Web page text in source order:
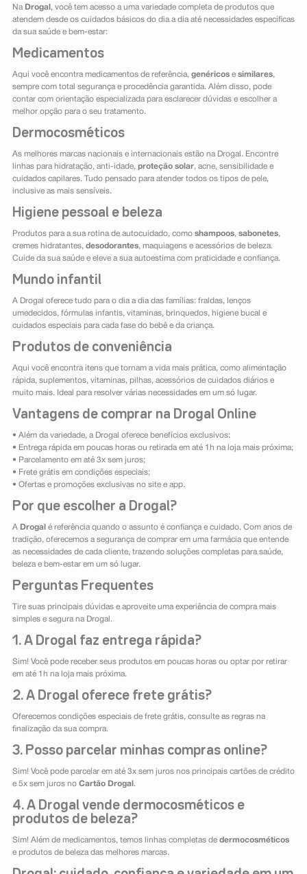
Na Drogal , você tem acesso a uma variedade completa de produtos que
atendem desde os cuidados básicos do dia a dia até necessidades específicas
da sua saúde e bem-estar:
Medicamentos
Aqui você encontra medicamentos de referência, genéricose similares,
sempre com total segurança e procedência garantida. Além disso, pode
contar com orientação especializada para esclarecer dúvidas e escolher a
melhor opção para o seu tratamento.
Dermocosméticos
As melhores marcas nacionais e internacionais estão na Drogal. Encontre
linhas para hidratação, anti-idade, proteção solar, acne, sensibilidade e
cuidados capilares. Tudo pensado para atender todos os tipos de pele,
inclusive as mais sensíveis.
Higiene pessoal e beleza
Produtos para a sua rotina de autocuidado, como shampoos, sabonetes,
cremes hidratantes, desodorantes, maquiagens e acessórios de beleza.
Cuide da sua saúde e eleve a sua autoestima com praticidade e confiança.
Mundo infantil
A Drogal oferece tudo para o dia a dia das famílias: fraldas, lenços
umedecidos, fórmulas infantis, vitaminas, brinquedos, higiene bucal e
cuidados especiais para cada fase do bebê e da criança.
Produtos de conveniência
Aqui você encontra itens que tornam a vida mais prática, como alimentação
rápida, suplementos, vitaminas, pilhas, acessórios de cuidados diários e
muito mais. Ideal para resolver várias necessidades em um só lugar.
Vantagens de comprar na Drogal Online
• Além da variedade, a Drogal oferece benefícios exclusivos:
• Entrega rápida em poucas horas ou retirada em até 1h na loja mais próxima;
• Parcelamento em até 3x sem juros;
• Frete grátis em condições especiais;
• Ofertas e promoções exclusivas no site e app.
Por que escolher a Drogal?
A Drogal é referência quando o assunto é confiança e cuidado. Com anos de
tradição, oferecemos a segurança de comprar em uma farmácia que entende
as necessidades de cada cliente, trazendo soluções completas para saúde,
beleza e bem-estar em um só lugar.
Perguntas Frequentes
Tire suas principais dúvidas e aproveite uma experiência de compra mais
simples e segura na Drogal.
1. A Drogal faz entrega rápida?
Sim! Você pode receber seus produtos em poucas horas ou optar por retirar
em até 1h na loja mais próxima.
2. A Drogal oferece frete grátis?
Oferecemos condições especiais de frete grátis, consulte as regras na
finalização da sua compra.
3. Posso parcelar minhas compras online?
Sim! Você pode parcelar em até 3x sem juros nos principais cartões de crédito
e 5x sem juros no Cartão Drogal .
4. A Drogal vende dermocosméticos e
produtos de beleza?
Sim! Além de medicamentos, temos linhas completas de dermocosméticos
e produtos de beleza das melhores marcas.